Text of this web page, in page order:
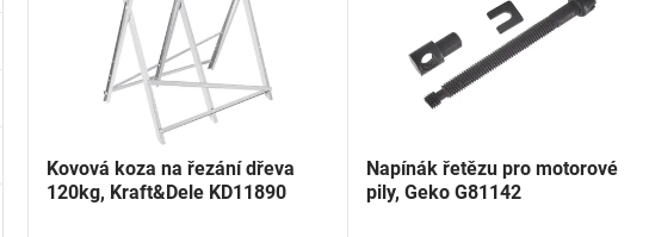
Kovová koza na řezání dřeva
120kg, Kraft&Dele KD11890
Napínák řetězu pro motorové
pily, Geko G81142